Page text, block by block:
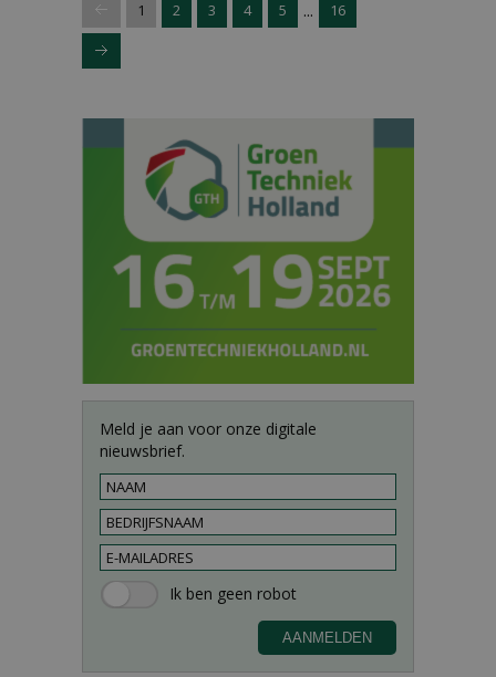
1 2 3 4 5 ... 16
Meld je aan voor onze digitale
nieuwsbrief.